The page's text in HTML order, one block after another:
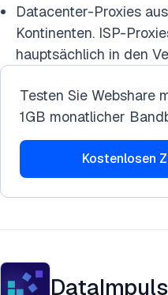
Datacenter-Proxies
Kontinenten. ISP-
hauptsächlich in den
Testen Sie Webshare
1GB monatlicher
Kostenlosen